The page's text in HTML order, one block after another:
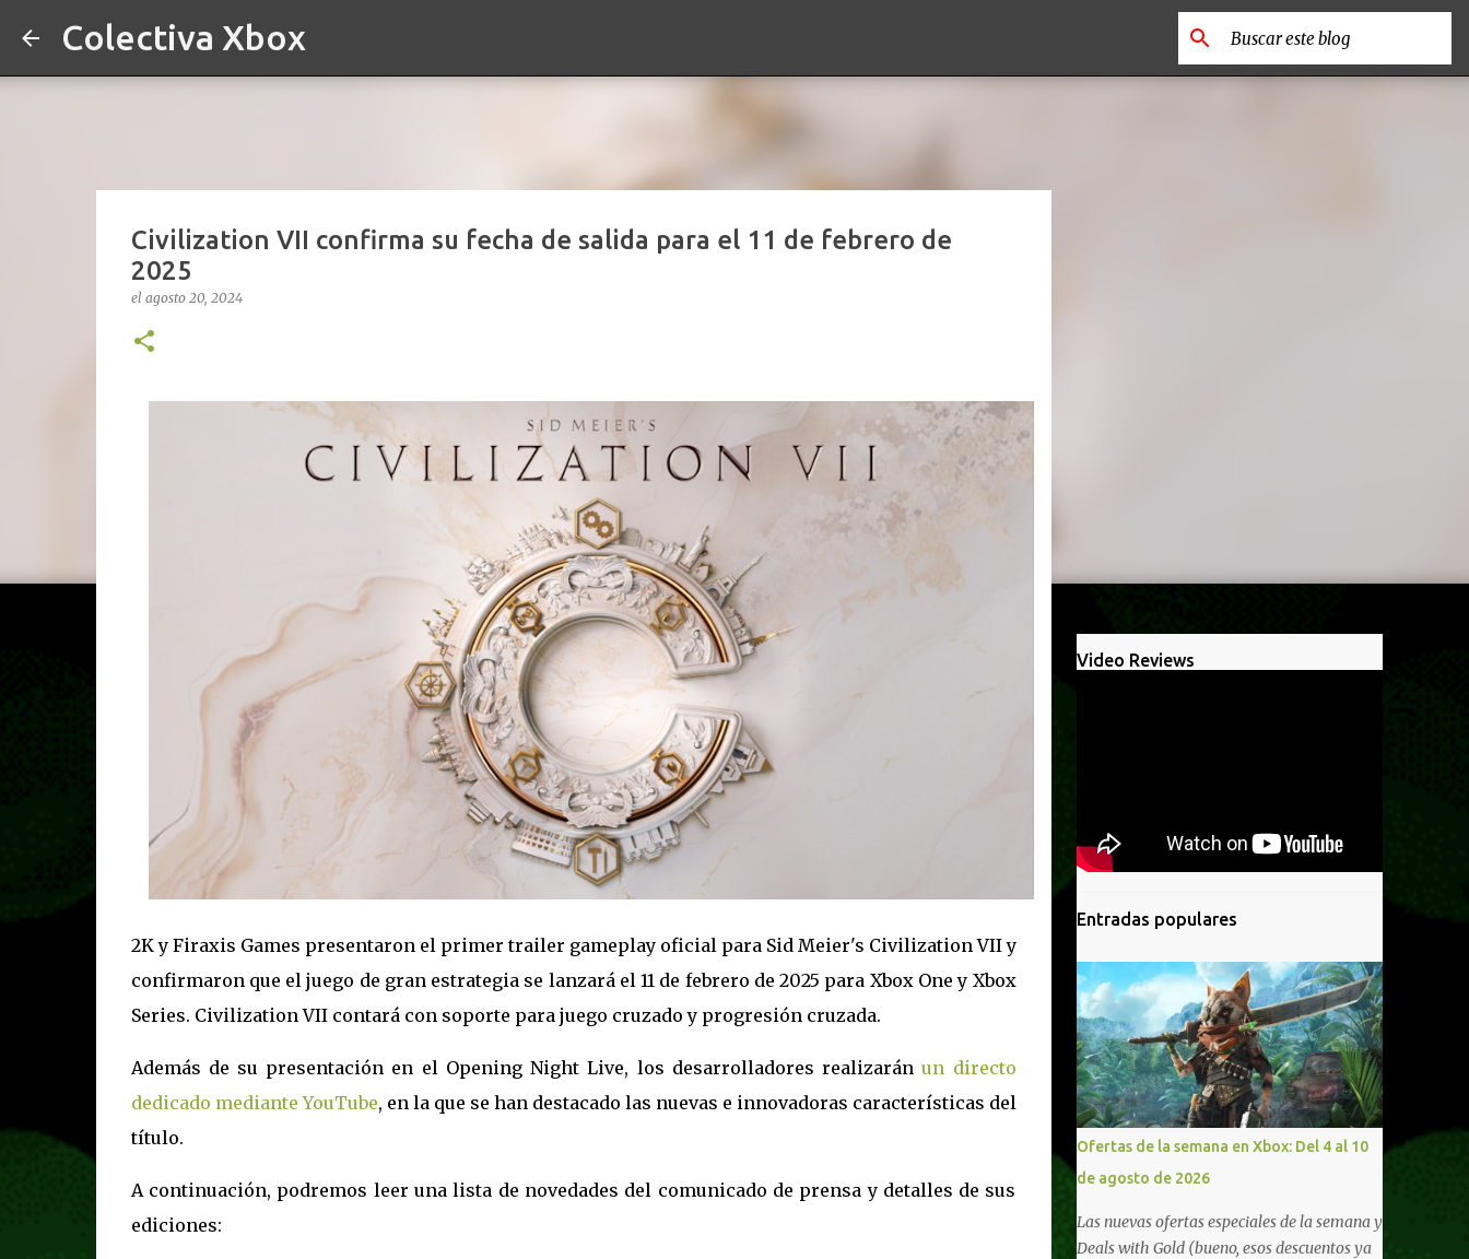
Colectiva Xbox
Civilization VII confirma su fecha de salida para el 11 de febrero de
2025
el agosto 20, 2024
2K y Firaxis Games presentaron el primer trailer gameplay oficial para Sid Meier's Civilization VII y
confirmaron que el juego de gran estrategia se lanzará el 11 de febrero de 2025 para Xbox One y Xbox
Series. Civilization VII contará con soporte para juego cruzado y progresión cruzada.
Además de su presentación en el Opening Night Live, los desarrolladores realizaránun directo
dedicado mediante YouTube, en la que se han destacado las nuevas e innovadoras características del
título.
A continuación, podremos leer una lista de novedades del comunicado de prensa y detalles de sus
ediciones:
Video Reviews
Entradas populares
Ofertas de la semana en Xbox: Del 4 al 10
de agosto de 2026
Las nuevas ofertas especiales de la semana y
Deals with Gold (bueno, esos descuentos ya